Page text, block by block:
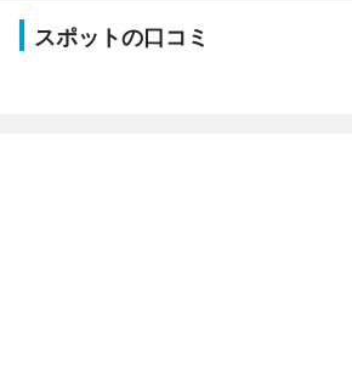
スポットの口コミ